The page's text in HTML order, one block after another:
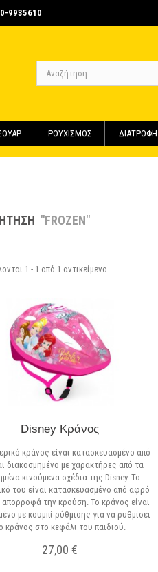
9935610
ΡΟΥΧΙΣΜΟΣ ΔΙΑΤΡΟΦΗ
"FROZEN"
1 - 1 από 1 αντικείμενο
Disney Κράνος
κράνος είναι κατασκευασμένο από
διακοσμημένο με χαρακτήρες από τα
κινούμενα σχέδια της Disney. Το
του είναι κατασκευασμένο από αφρό
απορροφά την κρούση. Το κράνος είναι
με κουμπί ρύθμισης για να ρυθμίσει
κράνος στο κεφάλι του παιδιού.
27,00 €